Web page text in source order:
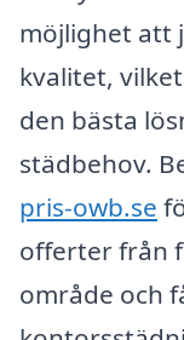
möjlighet att
kvalitet,
den bästa
städbehov.
pris-owb.se
offerter från
område och